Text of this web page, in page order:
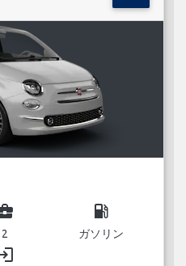
2
local_gas_station
ガソリン